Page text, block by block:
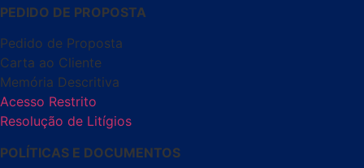
PEDIDO DE PROPOSTA
Pedido de Proposta
Carta ao Cliente
Memória Descritiva
Acesso Restrito
Resolução de Litígios
POLÍTICAS E DOCUMENTOS